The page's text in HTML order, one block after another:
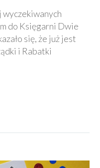
wyczekiwanych
do Księgarni Dwie
się, że już jest
i Rabatki